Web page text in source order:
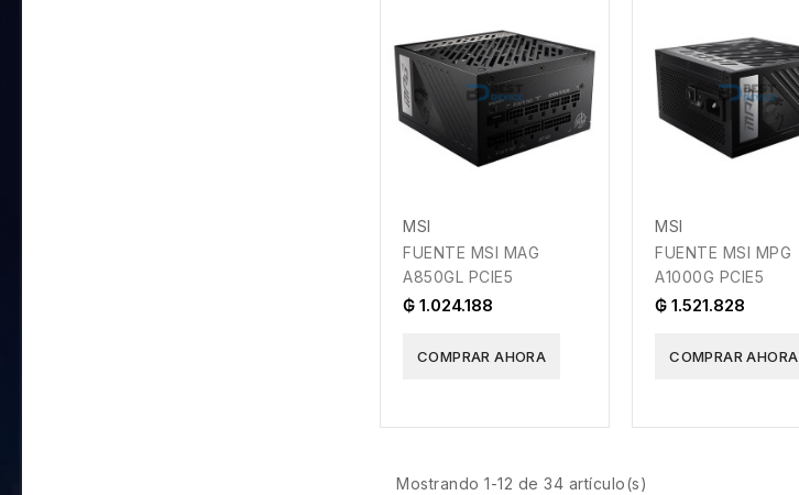
MSI
FUENTE MSI MAG
A850GL PCIE5
₲ 1.024.188
COMPRAR AHORA
MSI
FUENTE MSI MPG
A1000G PCIE5
₲ 1.521.828
COMPRAR AHORA
Mostrando 1-12 de 34 artículo(s)